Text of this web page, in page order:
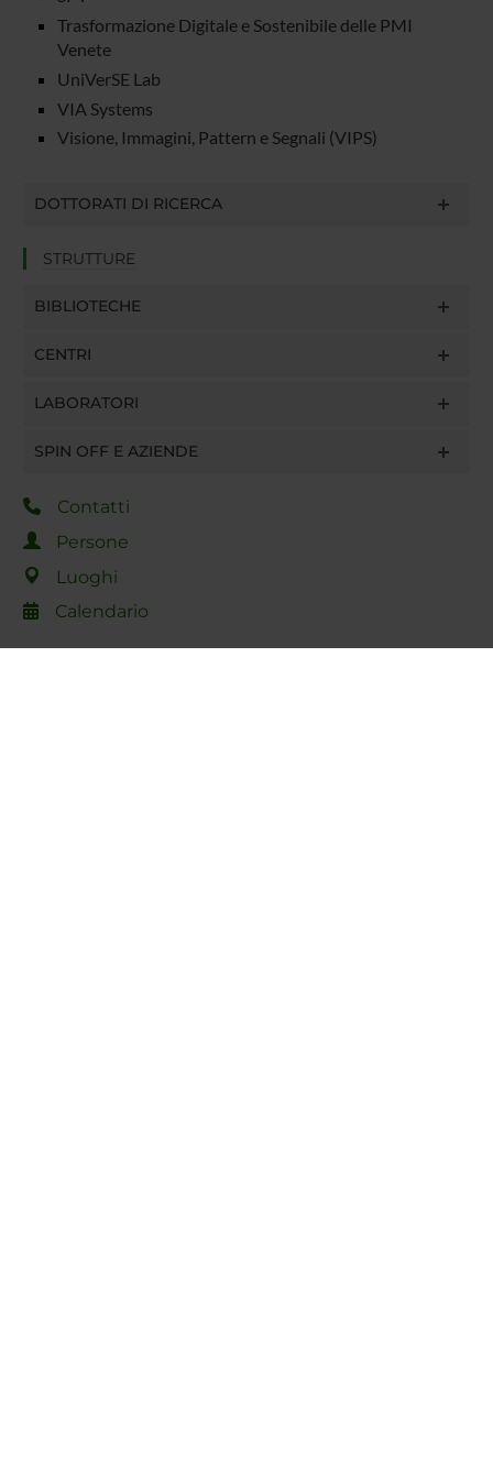
Trasformazione Digitale e Sostenibile delle PMI
Venete
UniVerSE Lab
VIA Systems
Visione, Immagini, Pattern e Segnali (VIPS)
DOTTORATI DI RICERCA
STRUTTURE
BIBLIOTECHE
CENTRI
LABORATORI
SPIN OFF E AZIENDE
Contatti
Persone
Luoghi
Calendario